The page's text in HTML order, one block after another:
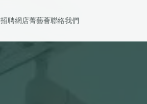
聘網店菁藝薈聯絡我們